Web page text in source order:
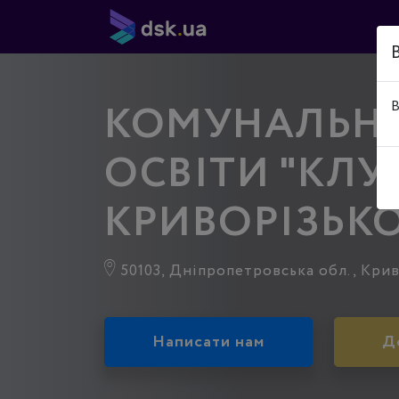
ОСВІТИ
50103, Дніпропетровська обл.,
Написати нам